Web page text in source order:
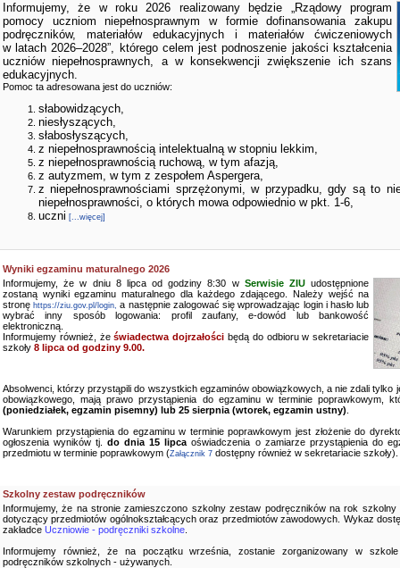
Informujemy, że w roku 2026 realizowany będzie „Rządowy program
pomocy uczniom niepełnosprawnym w formie dofinansowania zakupu
podręczników, materiałów edukacyjnych i materiałów ćwiczeniowych
w latach 2026–2028”, którego celem jest podnoszenie jakości kształcenia
uczniów niepełnosprawnych, a w konsekwencji zwiększenie ich szans
edukacyjnych.
Pomoc ta adresowana jest do uczniów:
słabowidzących,
niesłyszących,
słabosłyszących,
z niepełnosprawnością intelektualną w stopniu lekkim,
z niepełnosprawnością ruchową, w tym afazją,
z autyzmem, w tym z zespołem Aspergera,
z niepełnosprawnościami sprzężonymi, w przypadku, gdy są to
niepełnosprawności, o których mowa odpowiednio w pkt. 1-6,
uczni [...więcej]
Wyniki egzaminu maturalnego 2026
Informujemy, że w dniu 8 lipca od godziny 8:30 w Serwisie ZIU udostępnione
zostaną wyniki egzaminu maturalnego dla każdego zdającego. Należy wejść na
stronęhttps://ziu.gov.pl/login, a następnie zalogować się wprowadzając login i hasło lub
wybrać inny sposób logowania: profil zaufany, e-dowód lub bankowość
elektroniczną.
Informujemy również, żeświadectwa dojrzałości będą do odbioru w sekretariacie
szkoły 8 lipca od godziny 9.00.
Absolwenci, którzy przystąpili do wszystkich egzaminów obowiązkowych, a nie zdali tylko
obowiązkowego, mają prawo przystąpienia do egzaminu w terminie poprawkowym,
(poniedziałek, egzamin pisemny) lub 25 sierpnia (wtorek, egzamin ustny)
Warunkiem przystąpienia do egzaminu w terminie poprawkowym jest złożenie do
ogłoszenia wyników tj.do dnia 15 lipca oświadczenia o zamiarze przystąpienia do
przedmiotu w terminie poprawkowym (Załącznik 7 dostępny również w sekretariacie szkoły).
Szkolny zestaw podręczników
Informujemy, że na stronie zamieszczono szkolny zestaw podręczników na rok szkolny
dotyczący przedmiotów ogólnokształcących oraz przedmiotów zawodowych. Wykaz
zakładce Uczniowie - podręczniki szkolne
Informujemy również, że na początku września, zostanie zorganizowany w
podręczników szkolnych - używanych.